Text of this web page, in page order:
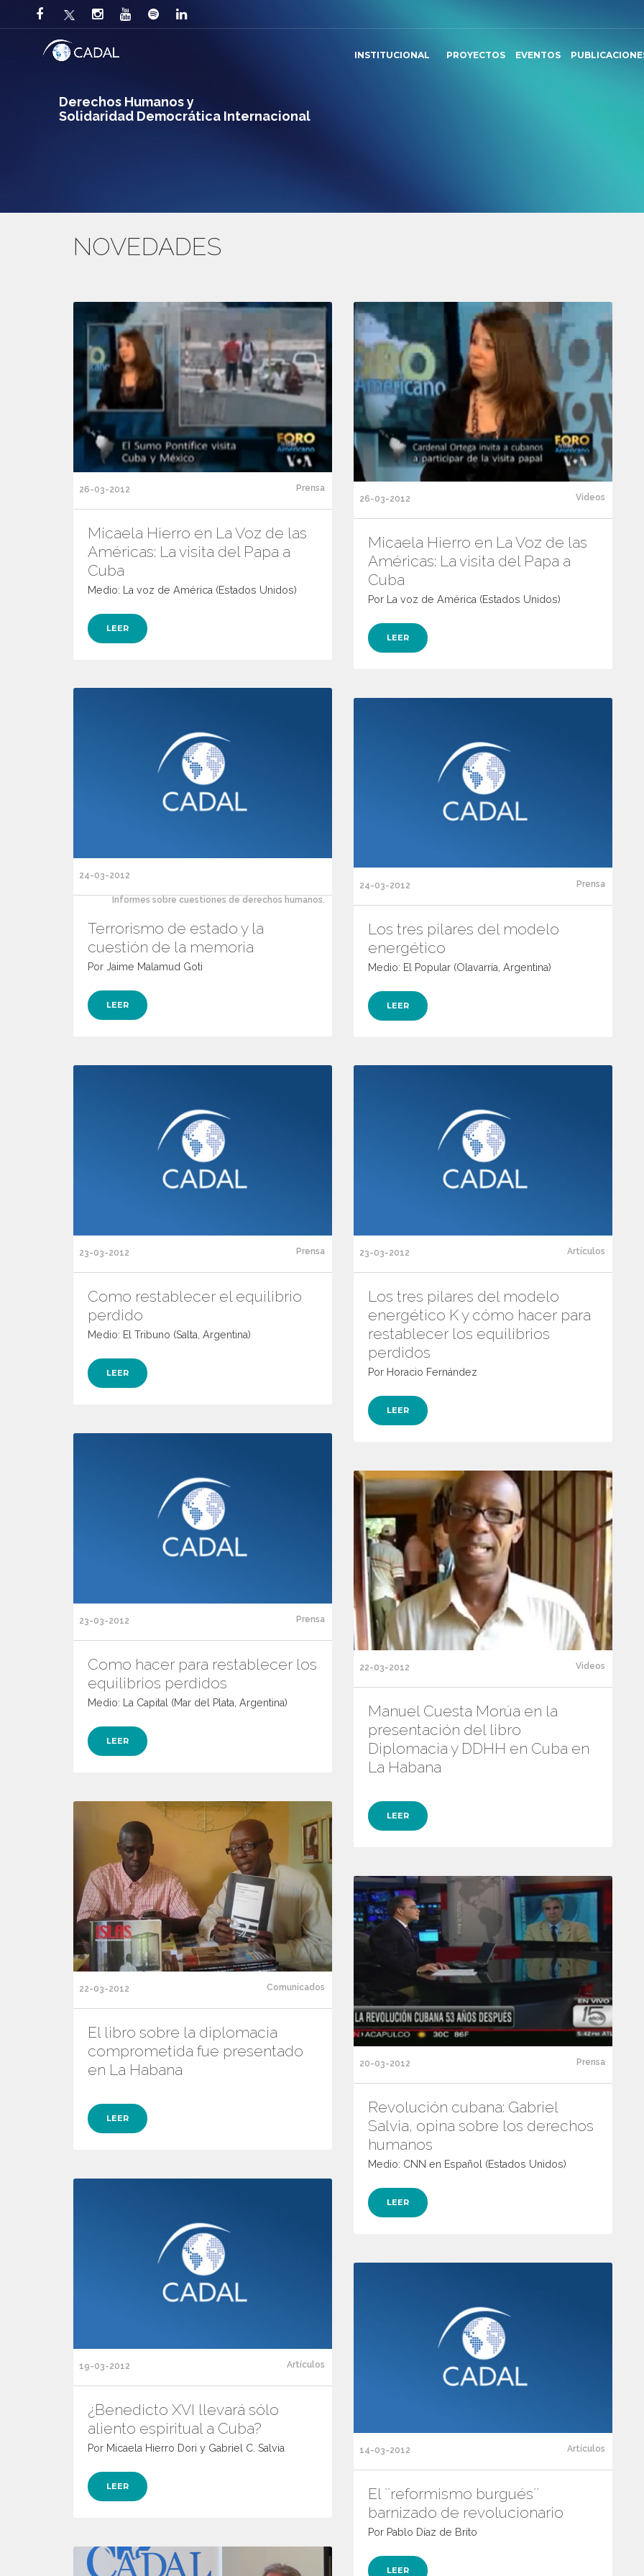
Derechos Humanos y
Solidaridad Democrática Internacional
INSTITUCIONAL PROYECTOS EVENTOS
NOVEDADES
26-03-2012 Prensa
Micaela Hierro en La Voz de las
Américas: La visita del Papa a
Cuba
Medio: La voz de América (Estados Unidos)
LEER
26-03-2012 Videos
Micaela Hierro en La Voz de las
Américas: La visita del Papa a
Cuba
Por La voz de América (Estados Unidos)
LEER
24-03-2012
Informes sobre cuestiones de derechos humanos.
Terrorismo de estado y la
cuestión de la memoria
Por Jaime Malamud Goti
LEER
24-03-2012 Prensa
Los tres pilares del modelo
energético
Medio: El Popular (Olavarría, Argentina)
LEER
23-03-2012 Prensa
Como restablecer el equilibrio
perdido
Medio: El Tribuno (Salta, Argentina)
LEER
23-03-2012 Artículos
Los tres pilares del modelo
energético K y cómo hacer para
restablecer los equilibrios
perdidos
Por Horacio Fernández
LEER
23-03-2012 Prensa
Como hacer para restablecer los
equilibrios perdidos
Medio: La Capital (Mar del Plata, Argentina)
LEER
22-03-2012 Videos
Manuel Cuesta Morúa en la
presentación del libro
Diplomacia y DDHH en Cuba en
La Habana
LEER
22-03-2012 Comunicados
El libro sobre la diplomacia
comprometida fue presentado
en La Habana
LEER
20-03-2012 Prensa
Revolución cubana: Gabriel
Salvia, opina sobre los derechos
humanos
Medio: CNN en Español (Estados Unidos)
LEER
19-03-2012 Artículos
¿Benedicto XVI llevará sólo
aliento espiritual a Cuba?
Por Micaela Hierro Dori y Gabriel C. Salvia
LEER
14-03-2012 Artículos
El ``reformismo burgués´´
barnizado de revolucionario
Por Pablo Díaz de Brito
LEER